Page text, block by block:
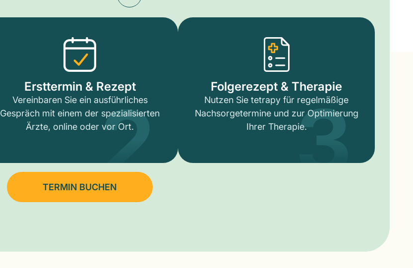
Ersttermin & Rezept
Vereinbaren Sie ein ausführliches
Gespräch mit einem der spezialisierten
Ärzte, online oder vor Ort.
2 Folgerezept & Therapie
Nutzen Sie tetrapy für regelmäßige
Nachsorgetermine und zur Optimierung
Ihrer Therapie.3
TERMIN BUCHEN